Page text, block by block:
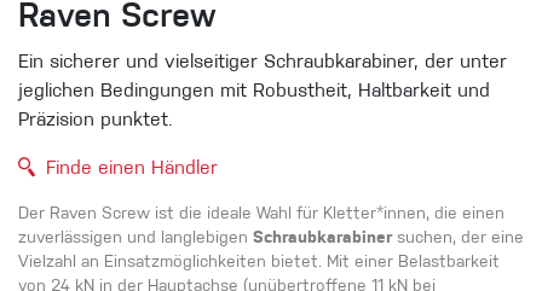
Raven Screw
Ein sicherer und vielseitiger Schraubkarabiner, der unter
jeglichen Bedingungen mit Robustheit, Haltbarkeit und
Präzision punktet.
Finde einen Händler
Der Raven Screw ist die ideale Wahl für Kletter*innen, die einen
zuverlässigen und langlebigen Schraubkarabiner suchen, der eine
Vielzahl an Einsatzmöglichkeiten bietet. Mit einer Belastbarkeit